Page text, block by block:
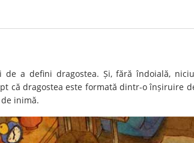
de a defini dragostea. Și, fără îndoială,
că dragostea este formată dintr-o înșiruire
inimă.